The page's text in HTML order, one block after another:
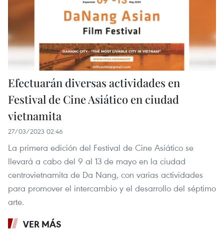
Efectuarán diversas actividades en
Festival de Cine Asiático en ciudad
vietnamita
27/03/2023 02:46
La primera edición del Festival de Cine Asiático se
llevará a cabo del 9 al 13 de mayo en la ciudad
centrovietnamita de Da Nang, con varias actividades
para promover el intercambio y el desarrollo del séptimo
arte.
VER MÁS